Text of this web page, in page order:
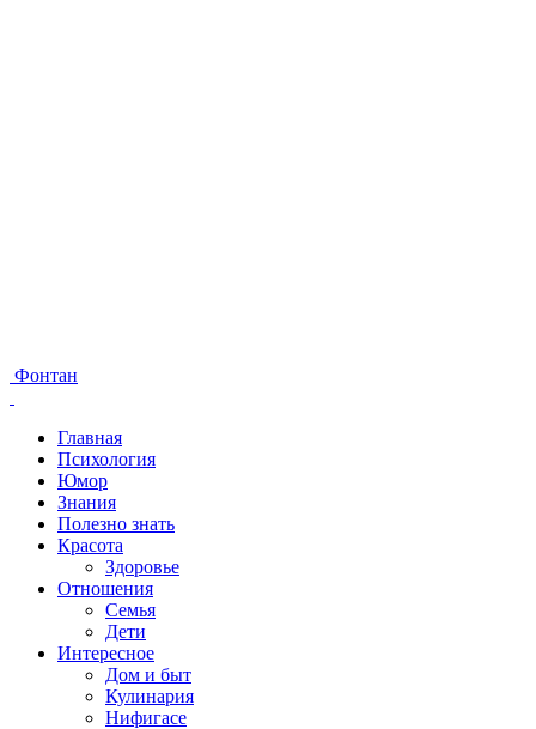
Фонтан
Главная
Психология
Юмор
Знания
Полезно знать
Красота
Здоровье
Отношения
Семья
Дети
Интересное
Дом и быт
Кулинария
Нифигасе